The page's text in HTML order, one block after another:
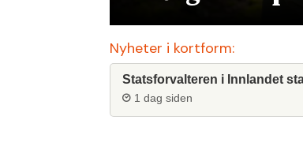
Nyheter i kortform:
Statsforvalteren i Innlandet
1 dag siden